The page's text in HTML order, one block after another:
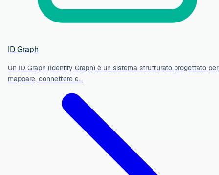
ID Graph
Un ID Graph (Identity Graph) è un sistema strutturato progettato per
mappare, connettere e…